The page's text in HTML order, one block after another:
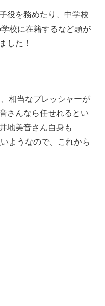
役を務めたり、中学校
校に在籍するなど頭が
した！
相当なプレッシャーが
さんなら任せれるとい
地美音さん自身も
ようなので、 これから